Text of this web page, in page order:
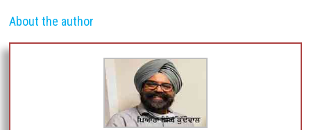
About the author